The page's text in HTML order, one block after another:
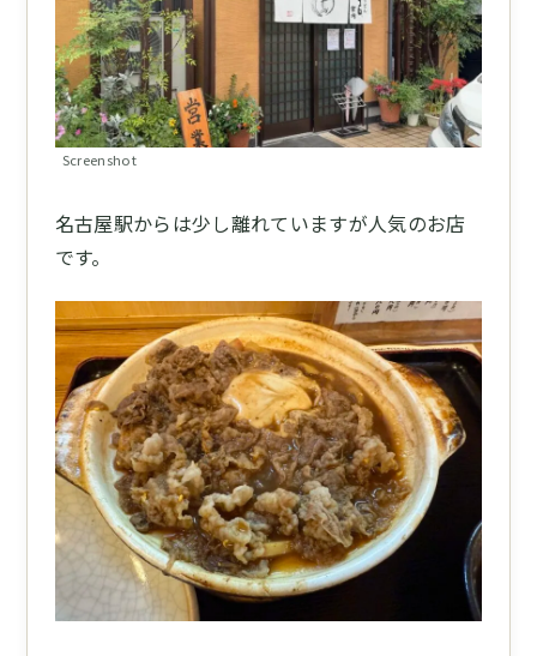
Screenshot
名古屋駅からは少し離れていますが人気のお店
です。